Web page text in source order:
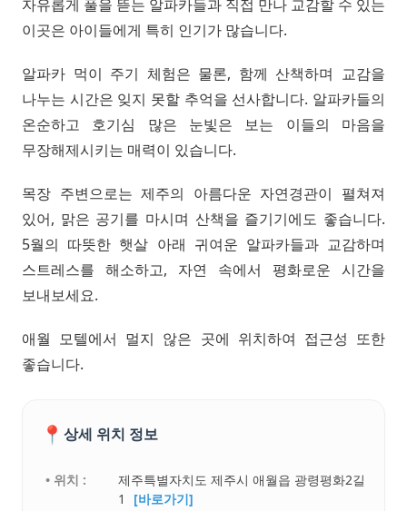
자유롭게 풀을 뜯는 알파카들과 직접 만나 교감할 수 있는
이곳은 아이들에게 특히 인기가 많습니다.
알파카 먹이 주기 체험은 물론, 함께 산책하며 교감을
나누는 시간은 잊지 못할 추억을 선사합니다. 알파카들의
온순하고 호기심 많은 눈빛은 보는 이들의 마음을
무장해제시키는 매력이 있습니다.
목장 주변으로는 제주의 아름다운 자연경관이 펼쳐져
있어, 맑은 공기를 마시며 산책을 즐기기에도 좋습니다.
5월의 따뜻한 햇살 아래 귀여운 알파카들과 교감하며
스트레스를 해소하고, 자연 속에서 평화로운 시간을
보내보세요.
애월 모텔에서 멀지 않은 곳에 위치하여 접근성 또한
좋습니다.
📍 상세 위치 정보
• 위치 :
제주특별자치도 제주시 애월읍 광령평화2길
1
[바로가기]